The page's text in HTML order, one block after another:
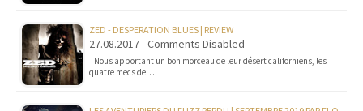
ZED - DESPERATION BLUES | REVIEW
27.08.2017 - Comments Disabled
Nous apportant un bon morceau de leur désert californiens, les
quatre mecs de…